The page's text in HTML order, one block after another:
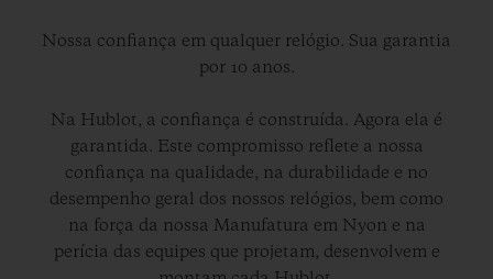
hora no formato digital ou analógico e,
(modo partida) é automaticamente
acionado.
O app também mostrará a escalação das
equipes e as decisões do VAR. Quando
Nossa confiança em qualquer relógio. Sua garantia
por 10 anos.
Na Hublot, a confiança é construída. Agora ela é
garantida. Este compromisso reflete a nossa
confiança na qualidade, na durabilidade e no
desempenho geral dos nossos relógios, bem como
na força da nossa Manufatura em Nyon e na
perícia das equipes que projetam, desenvolvem e